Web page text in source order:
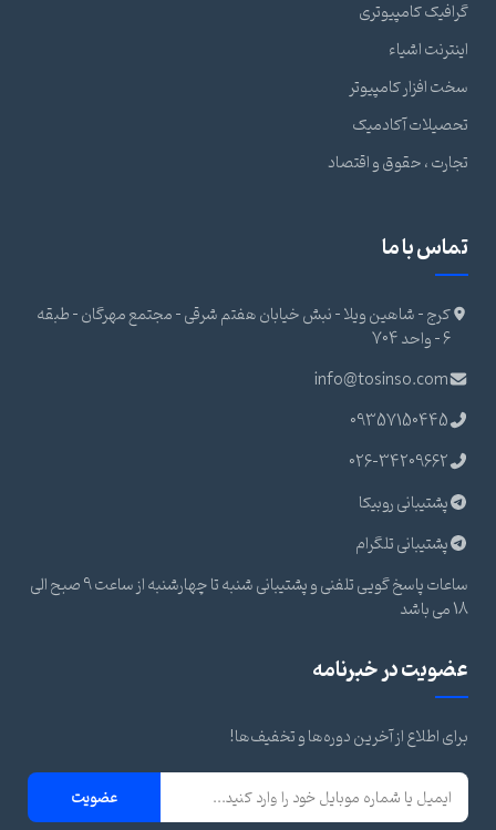
گرافیک کامپیوتری
اینترنت اشیاء
سخت افزار کامپیوتر
تحصیلات آکادمیک
تجارت ، حقوق و اقتصاد
تماس با ما
کرج - شاهین ویلا - نبش خیابان هفتم شرقی - مجتمع مهرگان - طبقه
6 - واحد 704
info@tosinso.com
09357150445
026-34209662
پشتیبانی روبیکا
پشتیبانی تلگرام
ساعات پاسخ گویی تلفنی و پشتیبانی شنبه تا چهارشنبه از ساعت 9 صبح الی
18 می باشد
عضویت در خبرنامه
برای اطلاع از آخرین دوره‌ها و تخفیف‌ها!
عضویت